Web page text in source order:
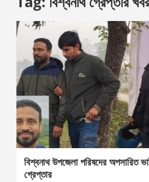
বিশ্বনাথ উপজেলা পরিষদের অপসারিত
গ্রেপ্তার